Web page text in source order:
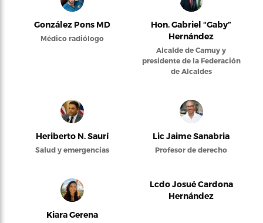
González Pons MD
Médico radiólogo
Hon. Gabriel “Gaby”
Hernández
Alcalde de Camuy y
presidente de la Federación
de Alcaldes
Heriberto N. Saurí
Salud y emergencias
Lic Jaime Sanabria
Profesor de derecho
Kiara Gerena
Lcdo Josué Cardona
Hernández